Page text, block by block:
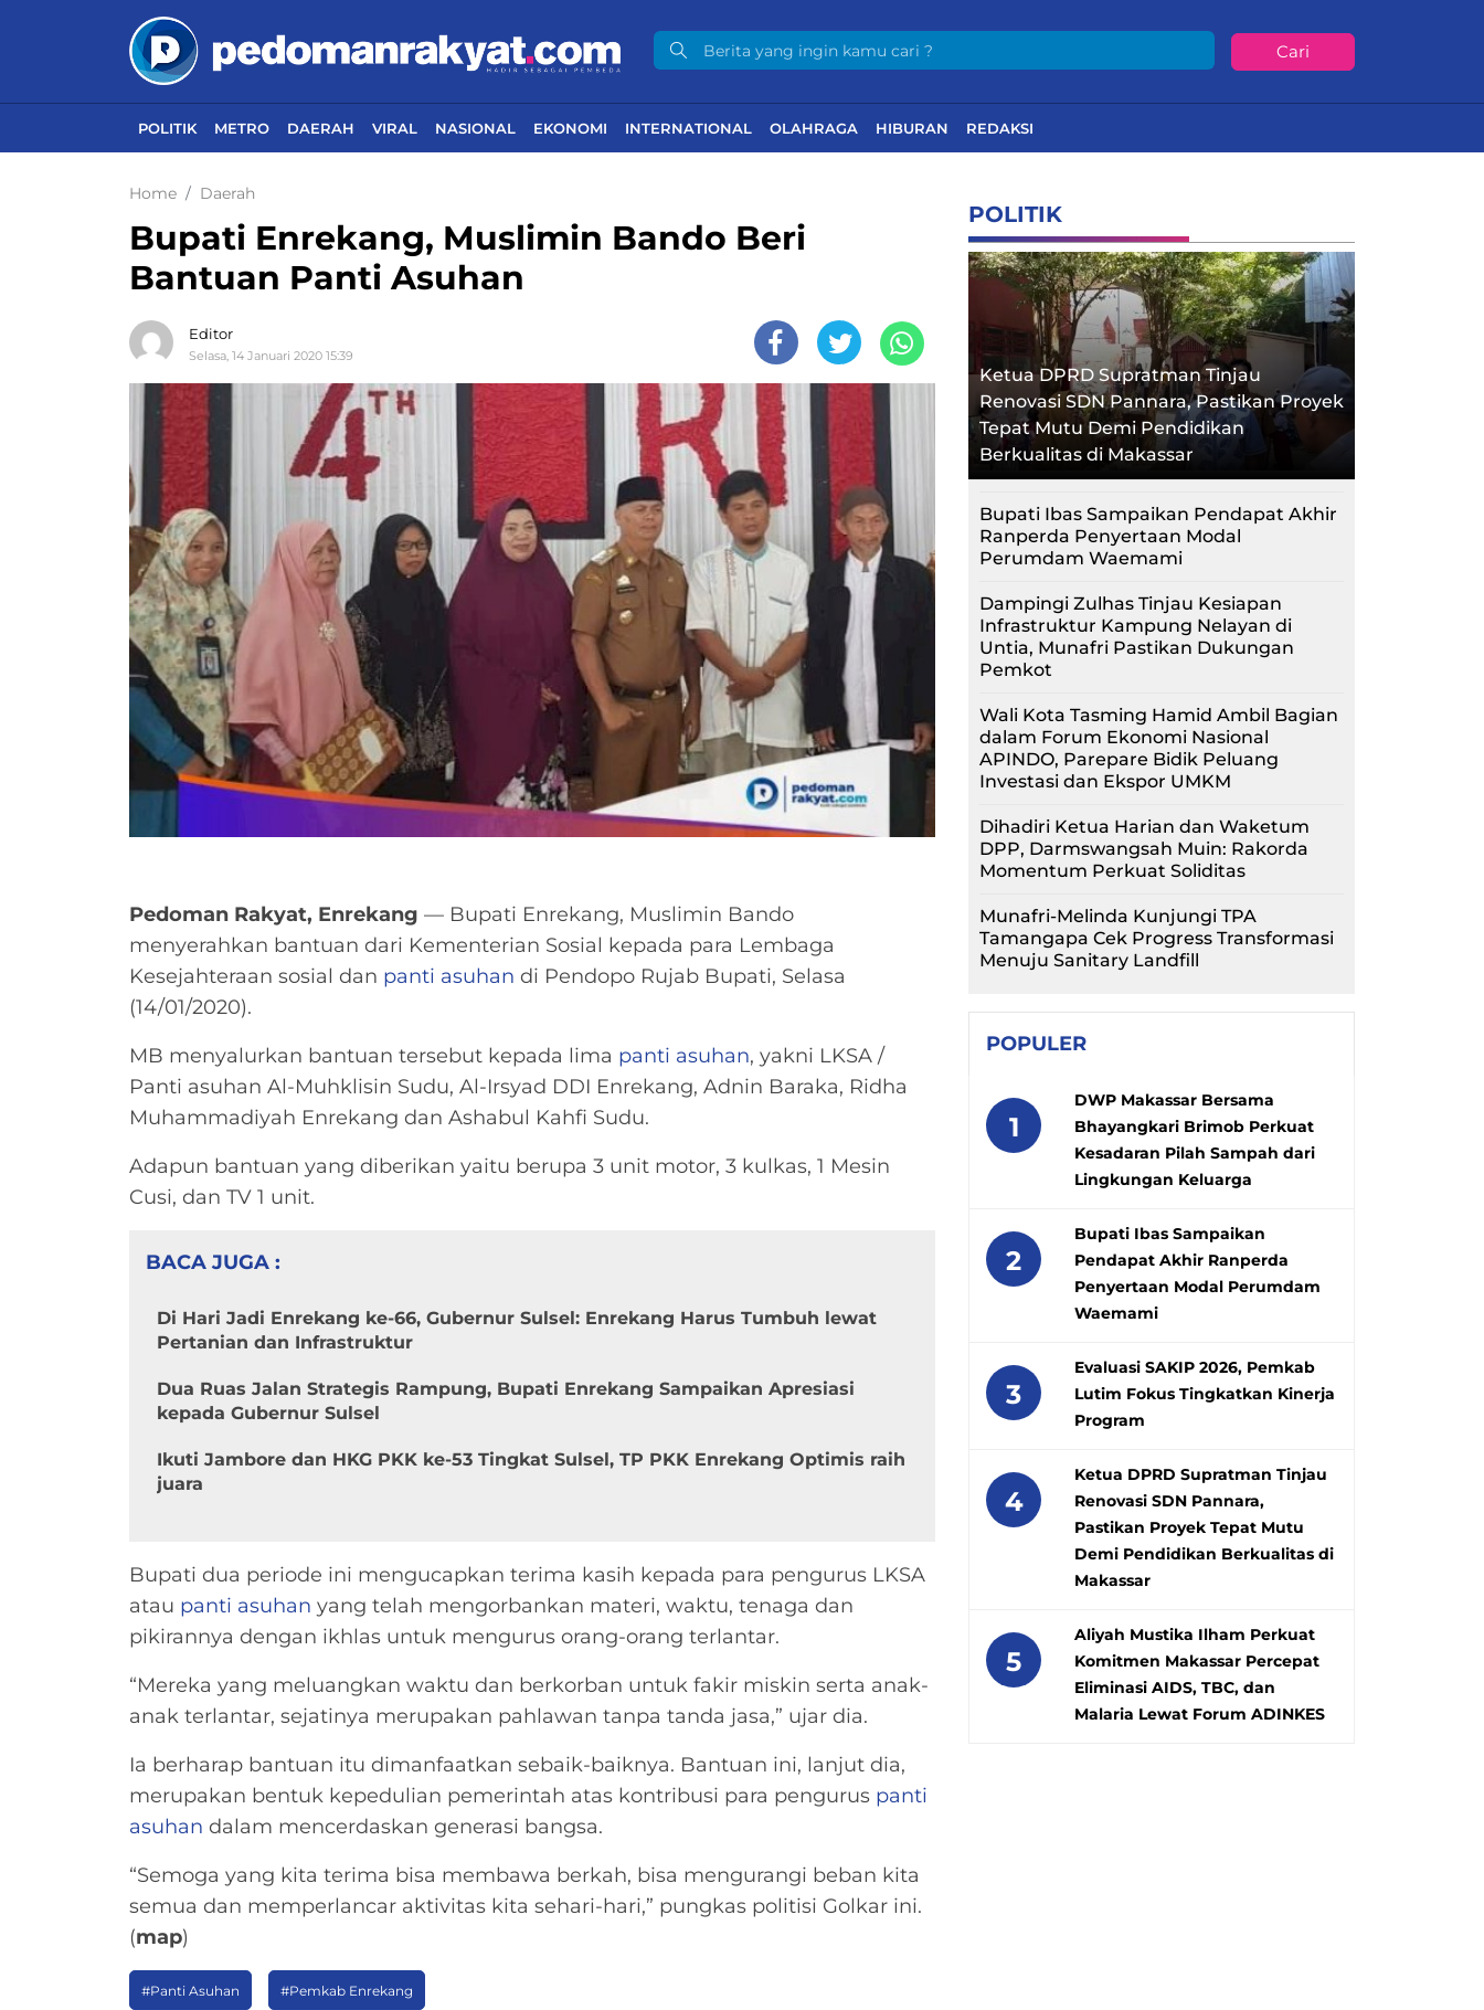
Cari
POLITIK METRO DAERAH VIRAL NASIONAL EKONOMI INTERNATIONAL OLAHRAGA HIBURAN REDAKSI
Home Daerah
Bupati Enrekang, Muslimin Bando Beri
Bantuan Panti Asuhan
Editor
Selasa, 14 Januari 2020 15:39
Pedoman Rakyat, Enrekang — Bupati Enrekang, Muslimin Bando
menyerahkan bantuan dari Kementerian Sosial kepada para Lembaga
Kesejahteraan sosial dan panti asuhan di Pendopo Rujab Bupati, Selasa
(14/01/2020).
MB menyalurkan bantuan tersebut kepada lima panti asuhan, yakni LKSA /
Panti asuhan Al-Muhklisin Sudu, Al-Irsyad DDI Enrekang, Adnin Baraka, Ridha
Muhammadiyah Enrekang dan Ashabul Kahfi Sudu.
Adapun bantuan yang diberikan yaitu berupa 3 unit motor, 3 kulkas, 1 Mesin
Cusi, dan TV 1 unit.
BACA JUGA :
Di Hari Jadi Enrekang ke-66, Gubernur Sulsel: Enrekang Harus Tumbuh lewat
Pertanian dan Infrastruktur
Dua Ruas Jalan Strategis Rampung, Bupati Enrekang Sampaikan Apresiasi
kepada Gubernur Sulsel
Ikuti Jambore dan HKG PKK ke-53 Tingkat Sulsel, TP PKK Enrekang Optimis raih
juara
Bupati dua periode ini mengucapkan terima kasih kepada para pengurus LKSA
atau panti asuhan yang telah mengorbankan materi, waktu, tenaga dan
pikirannya dengan ikhlas untuk mengurus orang-orang terlantar.
“Mereka yang meluangkan waktu dan berkorban untuk fakir miskin serta anak-
anak terlantar, sejatinya merupakan pahlawan tanpa tanda jasa,” ujar dia.
Ia berharap bantuan itu dimanfaatkan sebaik-baiknya. Bantuan ini, lanjut dia,
merupakan bentuk kepedulian pemerintah atas kontribusi para pengurus panti
asuhan dalam mencerdaskan generasi bangsa.
“Semoga yang kita terima bisa membawa berkah, bisa mengurangi beban kita
semua dan memperlancar aktivitas kita sehari-hari,” pungkas politisi Golkar ini.
(map)
#Panti Asuhan #Pemkab Enrekang
POLITIK
Ketua DPRD Supratman Tinjau
Renovasi SDN Pannara, Pastikan Proyek
Tepat Mutu Demi Pendidikan
Berkualitas di Makassar
Bupati Ibas Sampaikan Pendapat Akhir
Ranperda Penyertaan Modal
Perumdam Waemami
Dampingi Zulhas Tinjau Kesiapan
Infrastruktur Kampung Nelayan di
Untia, Munafri Pastikan Dukungan
Pemkot
Wali Kota Tasming Hamid Ambil Bagian
dalam Forum Ekonomi Nasional
APINDO, Parepare Bidik Peluang
Investasi dan Ekspor UMKM
Dihadiri Ketua Harian dan Waketum
DPP, Darmswangsah Muin: Rakorda
Momentum Perkuat Soliditas
Munafri-Melinda Kunjungi TPA
Tamangapa Cek Progress Transformasi
Menuju Sanitary Landfill
POPULER
1
DWP Makassar Bersama
Bhayangkari Brimob Perkuat
Kesadaran Pilah Sampah dari
Lingkungan Keluarga
2
Bupati Ibas Sampaikan
Pendapat Akhir Ranperda
Penyertaan Modal Perumdam
Waemami
3
Evaluasi SAKIP 2026, Pemkab
Lutim Fokus Tingkatkan Kinerja
Program
4
Ketua DPRD Supratman Tinjau
Renovasi SDN Pannara,
Pastikan Proyek Tepat Mutu
Demi Pendidikan Berkualitas di
Makassar
5
Aliyah Mustika Ilham Perkuat
Komitmen Makassar Percepat
Eliminasi AIDS, TBC, dan
Malaria Lewat Forum ADINKES